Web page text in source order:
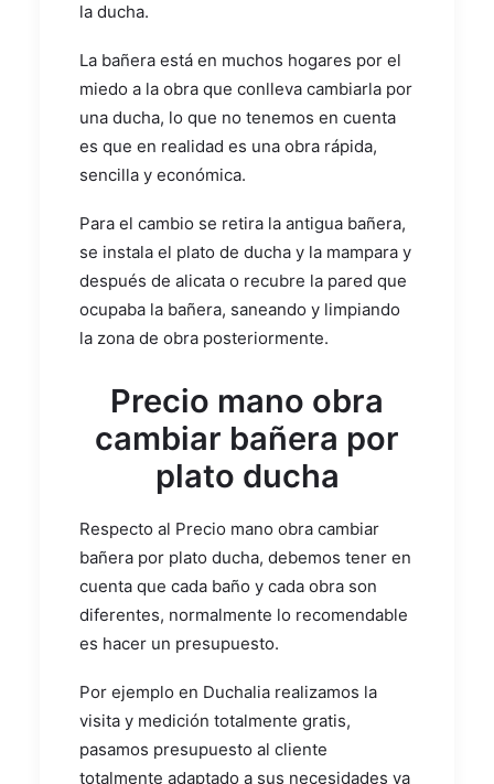
la ducha.
La bañera está en muchos hogares por el
miedo a la obra que conlleva cambiarla por
una ducha, lo que no tenemos en cuenta
es que en realidad es una obra rápida,
sencilla y económica.
Para el cambio se retira la antigua bañera,
se instala el plato de ducha y la mampara y
después de alicata o recubre la pared que
ocupaba la bañera, saneando y limpiando
la zona de obra posteriormente.
Precio mano obra
cambiar bañera por
plato ducha
Respecto al Precio mano obra cambiar
bañera por plato ducha, debemos tener en
cuenta que cada baño y cada obra son
diferentes, normalmente lo recomendable
es hacer un presupuesto.
Por ejemplo en Duchalia realizamos la
visita y medición totalmente gratis,
pasamos presupuesto al cliente
totalmente adaptado a sus necesidades ya